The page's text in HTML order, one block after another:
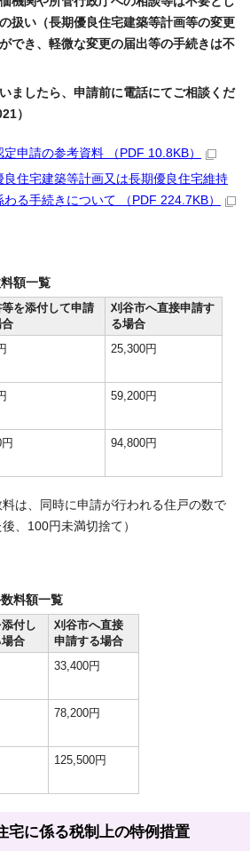
扱い（長期優良住宅建築等計画等の変更
でき、軽微な変更の届出等の手続きは不
ましたら、申請前に電話にてご相談くだ
）
申請の参考資料 （PDF 10.8KB）
住宅建築等計画又は長期優良住宅維持
る手続きについて （PDF 224.7KB）
額一覧
を添付して申請
刈谷市へ直接申請す
る場合
25,300円
59,200円
94,800円
は、同時に申請が行われる住戸の数で
、100円未満切捨て）
料額一覧
付し
合
刈谷市へ直接
申請する場合
33,400円
78,200円
125,500円
宅に係る税制上の特例措置